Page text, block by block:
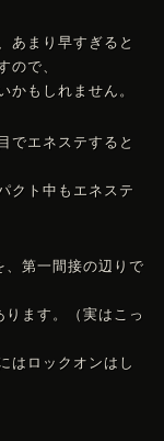
あまり早すぎると
ので、
かもしれません。
でエネステすると
クト中もエネステ
第一間接の辺りで
ます。（実はこっ
はロックオンはし